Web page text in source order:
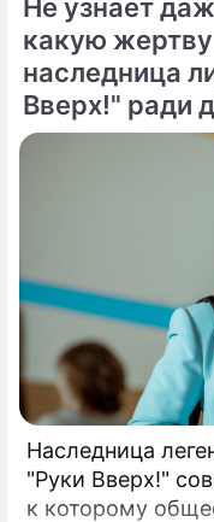
Генеральный
холдинга
решился на
демарш.
Не узнает
какую
наследница
Вверх!" ради
Наследница
"Руки Вверх!"
к которому